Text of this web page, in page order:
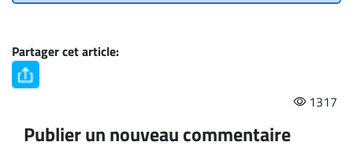
Partager cet article:
1317
Publier un nouveau commentaire